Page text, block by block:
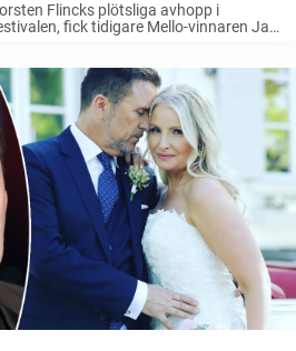
Flincks plötsliga avhopp i
fick tidigare Mello-vinnaren Jan
”Miraklernas tid”. Med bara några få